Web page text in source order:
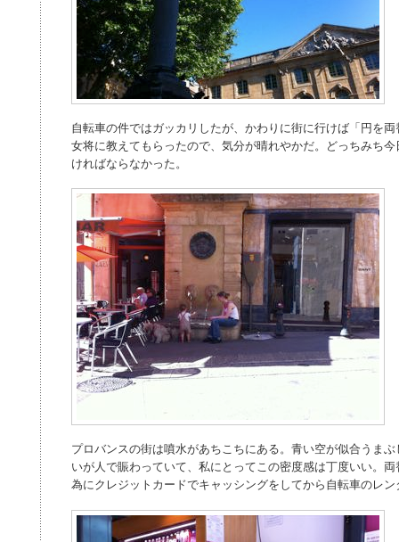
自転車の件ではガッカリしたが、かわりに街に行けば「円を
女将に教えてもらったので、気分が晴れやかだ。どっちみち
ければならなかった。
プロバンスの街は噴水があちこちにある。青い空が似合うま
いが人で賑わっていて、私にとってこの密度感は丁度いい。
為にクレジットカードでキャッシングをしてから自転車のレ